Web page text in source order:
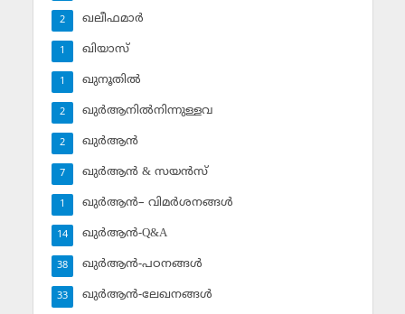
ഖലീഫമാര്‍
2
ഖിയാസ്
1
ഖുനൂതില്‍
1
ഖുര്‍ആനില്‍നിന്നുള്ളവ
2
ഖുര്‍ആന്‍
2
ഖുര്‍ആന്‍ & സയന്‍സ്‌
7
ഖുര്‍ആന്‍– വിമര്‍ശനങ്ങള്‍
1
ഖുര്‍ആന്‍-Q&A
14
ഖുര്‍ആന്‍-പഠനങ്ങള്‍
38
ഖുര്‍ആന്‍-ലേഖനങ്ങള്‍
33